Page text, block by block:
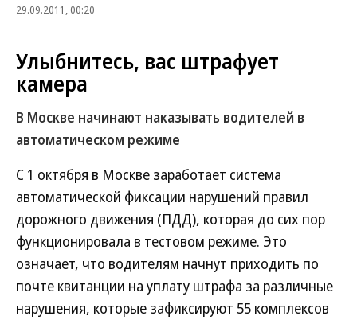
29.09.2011, 00:20
Улыбнитесь, вас штрафует
камера
В Москве начинают наказывать водителей в
автоматическом режиме
С 1 октября в Москве заработает система
автоматической фиксации нарушений правил
дорожного движения (ПДД), которая до сих пор
функционировала в тестовом режиме. Это
означает, что водителям начнут приходить по
почте квитанции на уплату штрафа за различные
нарушения, которые зафиксируют 55 комплексов